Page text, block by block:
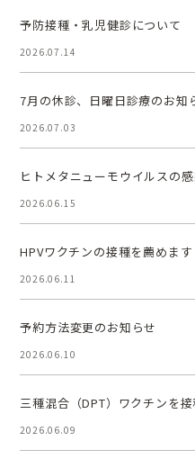
予防接種・乳児健診について
2026.07.14
7月の休診、日曜日診療のお知
2026.07.03
ヒトメタニューモウイルスの感
2026.06.15
HPVワクチンの接種を薦めます
2026.06.11
予約方法変更のお知らせ
2026.06.10
三種混合（DPT）ワクチンを接
2026.06.09